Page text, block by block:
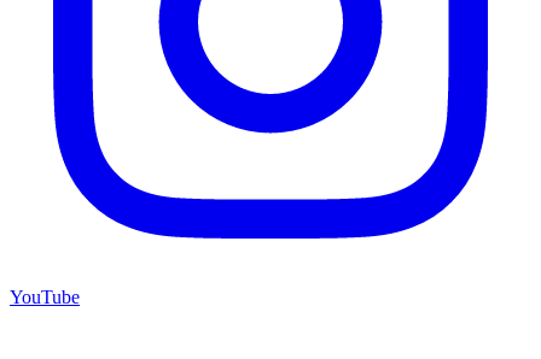
YouTube